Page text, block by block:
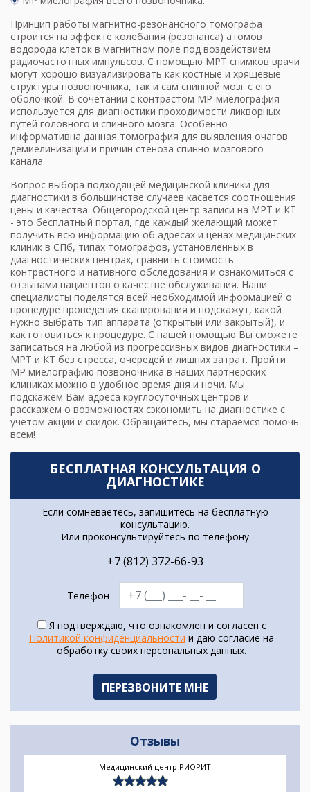
Принцип работы магнитно-резонансного томографа
строится на эффекте колебания (резонанса) атомов
водорода клеток в магнитном поле под воздействием
радиочастотных импульсов. С помощью МРТ снимков врачи
могут хорошо визуализировать как костные и хрящевые
структуры позвоночника, так и сам спинной мозг с его
оболочкой. В сочетании с контрастом МР-миелография
используется для диагностики проходимости ликворных
путей головного и спинного мозга. Особенно
информативна данная томография для выявления очагов
демиелинизации и причин стеноза спинно-мозгового
канала.
Вопрос выбора подходящей медицинской клиники для
диагностики в большинстве случаев касается соотношения
цены и качества. Общегородской центр записи на МРТ и КТ
- это бесплатный портал, где каждый желающий может
получить всю информацию об адресах и ценах медицинских
клиник в СПб, типах томографов, установленных в
диагностических центрах, сравнить стоимость
контрастного и нативного обследования и ознакомиться с
отзывами пациентов о качестве обслуживания. Наши
специалисты поделятся всей необходимой информацией о
процедуре проведения сканирования и подскажут, какой
нужно выбрать тип аппарата (открытый или закрытый), и
как готовиться к процедуре. С нашей помощью Вы сможете
записаться на любой из прогрессивных видов диагностики –
МРТ и КТ без стресса, очередей и лишних затрат. Пройти
МР миелографию позвоночника в наших партнерских
клиниках можно в удобное время дня и ночи. Мы
подскажем Вам адреса круглосуточных центров и
расскажем о возможностях сэкономить на диагностике с
учетом акций и скидок. Обращайтесь, мы стараемся помочь
всем!
БЕСПЛАТНАЯ КОНСУЛЬТАЦИЯ О
ДИАГНОСТИКЕ
Если сомневаетесь, запишитесь на бесплатную
консультацию.
Или проконсультируйтесь по телефону
+7 (812) 372-66-93
Телефон
Я подтверждаю, что ознакомлен и согласен с
Политикой конфиденциальности и даю согласие на
обработку своих персональных данных.
Отзывы
Медицинский центр РИОРИТ